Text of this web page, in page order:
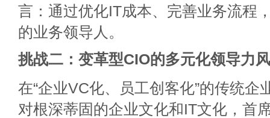
言：通过优化IT成本、完善业务流程
的业务领导人。
挑战二：变革型CIO的多元化领导力
在“企业VC化、员工创客化”的传统企
对根深蒂固的企业文化和IT文化，首